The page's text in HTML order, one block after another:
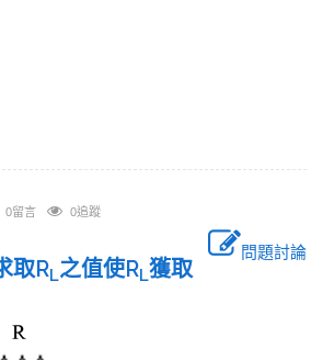
0留言 0追蹤
問題討論
取RL之值使RL獲取